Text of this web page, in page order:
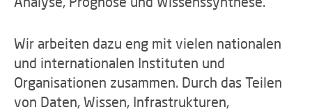
Wir arbeiten dazu eng mit vielen nationalen
und internationalen Instituten und
Organisationen zusammen. Durch das Teilen
von Daten, Wissen, Infrastrukturen,